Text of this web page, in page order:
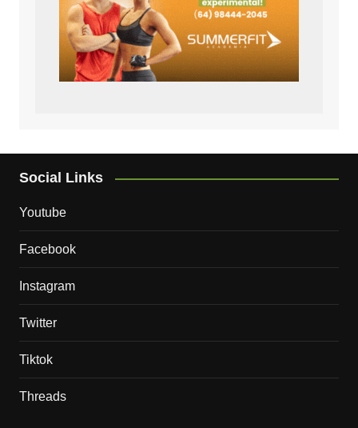
Social Links
Youtube
Facebook
Instagram
Twitter
Tiktok
Threads